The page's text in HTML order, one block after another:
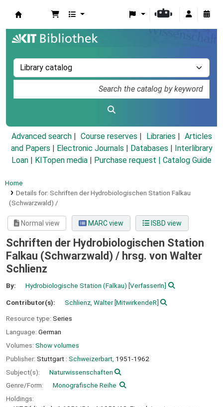
Advanced search Course reserves Libraries
Articles
and Papers
Electronic Journals Databases
Interlibrary
Loan
KITopen media Purchase request | Catalog Guide
Home
Details for: Schriften der Hydrobiologischen Station Falkau
(Schwarzwald) /
Normal view MARC view ISBD view
Schriften der Hydrobiologischen Station
Falkau (Schwarzwald) / hrsg. von Walter
Schlienz
By: Hydrobiologische Station (Falkau) [VerfasserIn]
Contributor(s): Schlienz, Walter[MitwirkendeR]
Resource type: Series
Language: German
Volumes: Show volumes
Publisher: Stuttgart : Schweizerbart, 1951-1962
Subject(s):
Naturwissenschaften
Genre/Form:
Monografische Reihe
Holdings: